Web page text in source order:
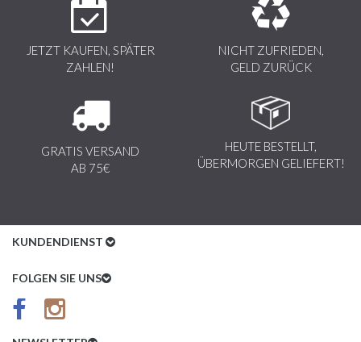
JETZT KAUFEN, SPÄTER
ZAHLEN!
NICHT ZUFRIEDEN,
GELD ZURÜCK
GRATIS VERSAND
AB 75€
HEUTE BESTELLT,
ÜBERMORGEN GELIEFERT!
KUNDENDIENST
Kundenservice
AGB
FOLGEN SIE UNS